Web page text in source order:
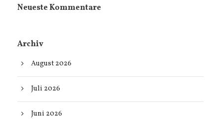
Neueste Kommentare
Archiv
August 2026
Juli 2026
Juni 2026